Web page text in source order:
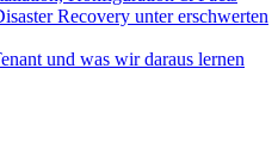
Recovery unter erschwerten
und was wir daraus lernen